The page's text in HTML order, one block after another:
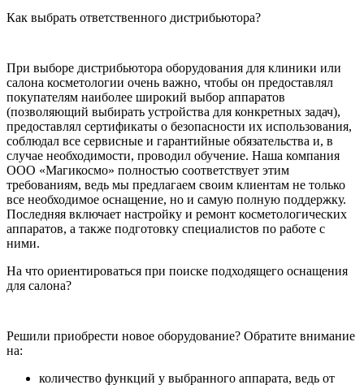
Как выбрать ответственного дистрибьютора?
При выборе дистрибьютора оборудования для клиники или
салона косметологии очень важно, чтобы он предоставлял
покупателям наиболее широкий выбор аппаратов
(позволяющий выбирать устройства для конкретных задач),
предоставлял сертификаты о безопасности их использования,
соблюдал все сервисные и гарантийные обязательства и, в
случае необходимости, проводил обучение. Наша компания
ООО «Магикосмо» полностью соответствует этим
требованиям, ведь мы предлагаем своим клиентам не только
все необходимое оснащение, но и самую полную поддержку.
Последняя включает настройку и ремонт косметологических
аппаратов, а также подготовку специалистов по работе с
ними.
На что ориентироваться при поиске подходящего оснащения
для салона?
Решили приобрести новое оборудование? Обратите внимание
на:
количество функций у выбранного аппарата, ведь от